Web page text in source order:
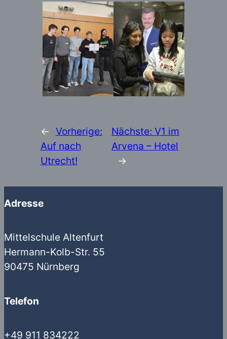
← Vorherige:
Auf nach
Utrecht!
Nächste:V1 im
Arvena – Hotel
→
Adresse
Mittelschule Altenfurt
Hermann-Kolb-Str. 55
90475 Nürnberg
Telefon
+49 911 834222